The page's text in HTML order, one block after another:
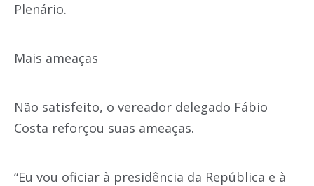
Plenário.
Mais ameaças
Não satisfeito, o vereador delegado Fábio
Costa reforçou suas ameaças.
“Eu vou oficiar à presidência da República e à